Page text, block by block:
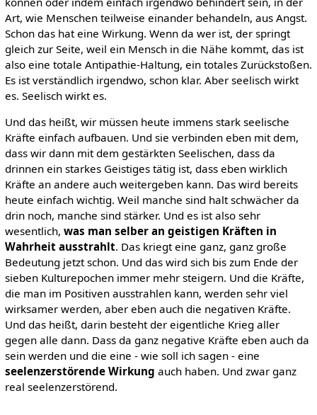
Art, wie Menschen teilweise einander behandeln, aus Angst.
Schon das hat eine Wirkung. Wenn da wer ist, der springt
gleich zur Seite, weil ein Mensch in die Nähe kommt, das ist
also eine totale Antipathie-Haltung, ein totales Zurückstoßen.
Es ist verständlich irgendwo, schon klar. Aber seelisch wirkt
es. Seelisch wirkt es.
Und das heißt, wir müssen heute immens stark seelische
Kräfte einfach aufbauen. Und sie verbinden eben mit dem,
dass wir dann mit dem gestärkten Seelischen, dass da
drinnen ein starkes Geistiges tätig ist, dass eben wirklich
Kräfte an andere auch weitergeben kann. Das wird bereits
heute einfach wichtig. Weil manche sind halt schwächer da
drin noch, manche sind stärker. Und es ist also sehr
wesentlich, was man selber an geistigen Kräften in
Wahrheit ausstrahlt. Das kriegt eine ganz, ganz große
Bedeutung jetzt schon. Und das wird sich bis zum Ende der
sieben Kulturepochen immer mehr steigern. Und die Kräfte,
die man im Positiven ausstrahlen kann, werden sehr viel
wirksamer werden, aber eben auch die negativen Kräfte.
Und das heißt, darin besteht der eigentliche Krieg aller
gegen alle dann. Dass da ganz negative Kräfte eben auch da
sein werden und die eine - wie soll ich sagen - eine
seelenzerstörende Wirkung auch haben. Und zwar ganz
real seelenzerstörend.